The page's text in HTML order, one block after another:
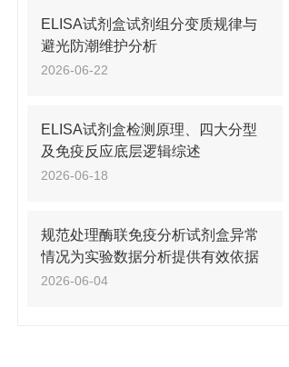
ELISA试剂盒试剂组分变质规律与
避光防潮维护分析
2026-06-22
ELISA试剂盒检测原理、四大分型
及免疫反应底层逻辑综述
2026-06-18
规范处理酶联免疫分析试剂盒异常
情况为实验数据分析提供有效依据
2026-06-04